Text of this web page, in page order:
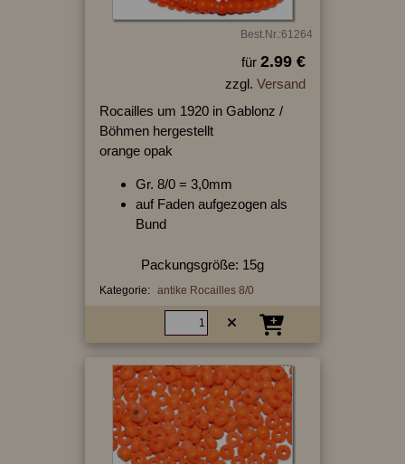
Best.Nr.:61264
für 2.99 €
zzgl. Versand
Rocailles um 1920 in Gablonz /
Böhmen hergestellt
orange opak
Gr. 8/0 = 3,0mm
auf Faden aufgezogen als
Bund
Packungsgröße: 15g
Kategorie: antike Rocailles 8/0